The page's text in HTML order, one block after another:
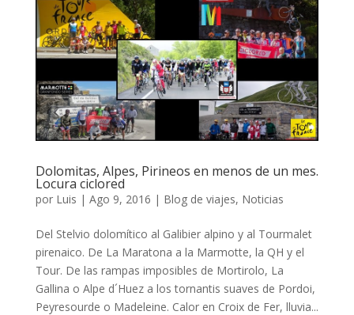
Dolomitas, Alpes, Pirineos en menos de un mes.
Locura ciclored
por Luis | Ago 9, 2016 | Blog de viajes, Noticias
Del Stelvio dolomítico al Galibier alpino y al Tourmalet
pirenaico. De La Maratona a la Marmotte, la QH y el
Tour. De las rampas imposibles de Mortirolo, La
Gallina o Alpe d´Huez a los tornantis suaves de Pordoi,
Peyresourde o Madeleine. Calor en Croix de Fer, lluvia...